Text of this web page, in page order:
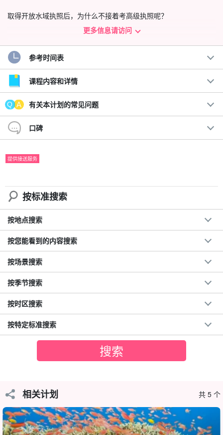
取得开放水域执照后，为什么不接着考高级执照呢？
在开放水域课程中，您只能潜到 18 米深，但有了高级潜水执照，您
就可以潜到无限深的水域。此外，您现在还可以进行夜间潜水！
水深超过 20 米，您就可以到达海底，看到许多深海鱼类，不过身体
承受的压力会有所不同。
西表岛的水域是世界上最好的水域之一，因此这将是考取潜水执照
的绝佳时机，同时还能在这个透明度极高、鱼类丰富的小岛上享受
更多信息请访问
参考时间表
课程内容和详情
有关本计划的常见问题
口碑
提供接送服务
按标准搜索
按地点搜索
按您能看到的内容搜索
按场景搜索
按季节搜索
按时区搜索
按特定标准搜索
相关计划 共 5 个